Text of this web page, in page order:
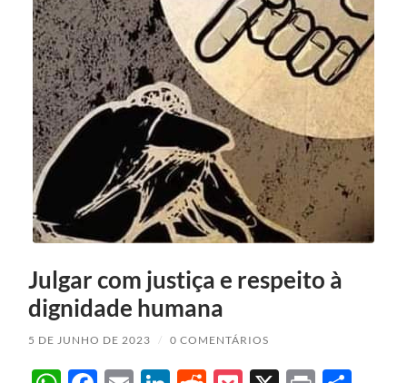
Julgar com justiça e respeito à
dignidade humana
5 DE JUNHO DE 2023 / 0 COMENTÁRIOS